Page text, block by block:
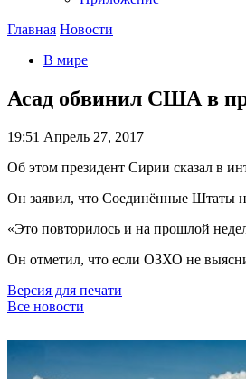
Главная Новости
В мире
Асад обвинил США в
19:51 Апрель 27, 2017
Об этом президент Сирии сказал в
Он заявил, что Соединённые Штаты
«Это повторилось и на прошлой
Он отметил, что если ОЗХО не
Версия для печати
Все новости